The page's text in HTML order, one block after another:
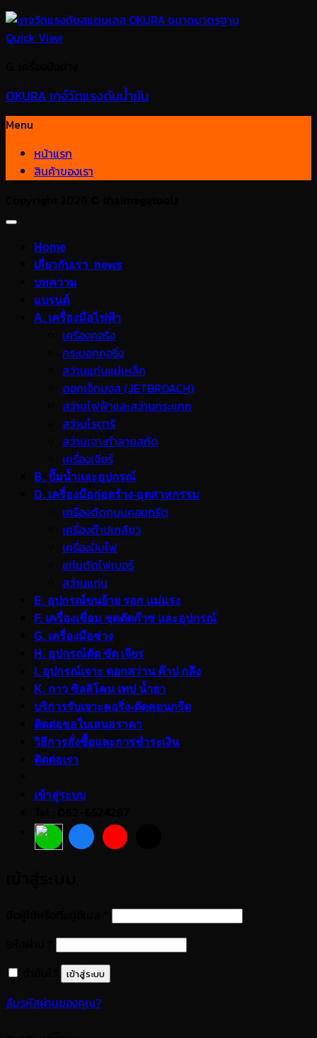
Quick View
OKURA เกจ์วัดแรงดันน้ำมัน
Menu
หน้าแรก
สินค้าของเรา
Home
เกี่ยวกับเรา_news
บทความ
แบรนด์
A. เครื่องมือไฟฟ้า
เครื่องคอริ่ง
กระบอกคอริ่ง
สว่านแท่นแม่เหล็ก
ดอกเจ็ทบอส (JETBROACH)
สว่านไฟฟ้าและสว่านกระแทก
สว่านโรตารี
สว่านเจาะทำลายสกัด
เครื่องเจียร์
B. ปั๊มน้ำและอุปกรณ์
D. เครื่องมือก่อสร้าง-อุตสาหกรรม
เครื่องตัดถนนคอนกรีต
เครื่องต๊าปเกลียว
เครื่องปั่นไฟ
แท่นตัดไฟเบอร์
สว่านแท่น
E. อุปกรณ์ขนย้าย รอก แม่แรง
F. เครื่องเชื่อม ชุดตัดก๊าซ และอุปกรณ์
G. เครื่องมือช่าง
H. อุปกรณ์ตัด ขัด เจียร
I. อุปกรณ์เจาะ ดอกสว่าน ต๊าป กลึง
K. กาว ซิลลิโคน เทป น้ำยา
บริการรับเจาะคอริ่ง-ตัดคอนกรีต
ติดต่อขอใบเสนอราคา
วิธีการสั่งซื้อและการชำระเงิน
ติดต่อเรา
เข้าสู่ระบบ
ต้องการ
ต้องการ
เข้าสู่ระบบ
ลืมรหัสผ่านของคุณ?